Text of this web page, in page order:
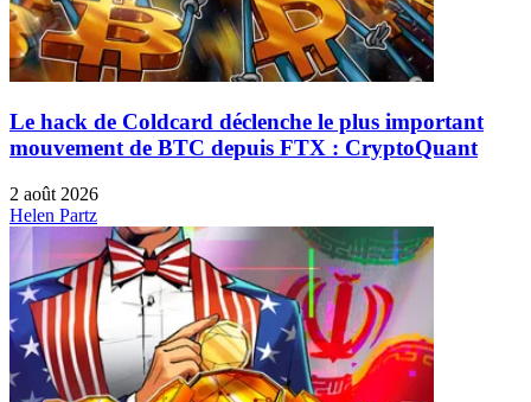
Le hack de Coldcard déclenche le plus important
mouvement de BTC depuis FTX : CryptoQuant
2 août 2026
Helen Partz